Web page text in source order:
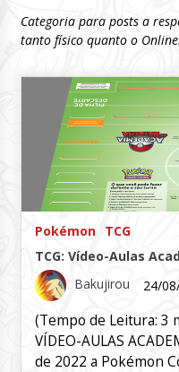
Categoria para posts a
tanto físico quanto o Online.
Pokémon
TCG
TCG: Vídeo-Aulas
Bakujirou
24/
(Tempo de Leitura: 3
VÍDEO-AULAS
de 2022 a Pokémon